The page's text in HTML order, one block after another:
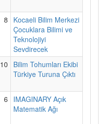
8
Kocaeli Bilim Merkezi
Çocuklara Bilimi ve
Teknolojiyi
Sevdirecek
10
Bilim Tohumları Ekibi
Türkiye Turuna Çıktı
6
IMAGINARY Açık
Matematik Ağı